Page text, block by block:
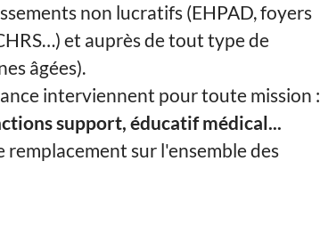
non lucratifs (EHPAD, foyers
et auprès de tout type de
âgées).
interviennent pour toute mission :
support, éducatif médical...
sur l'ensemble des